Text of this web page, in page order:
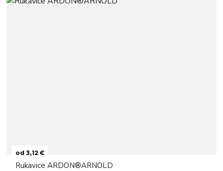
od 3,12 €
Rukavice ARDON®ARNOLD